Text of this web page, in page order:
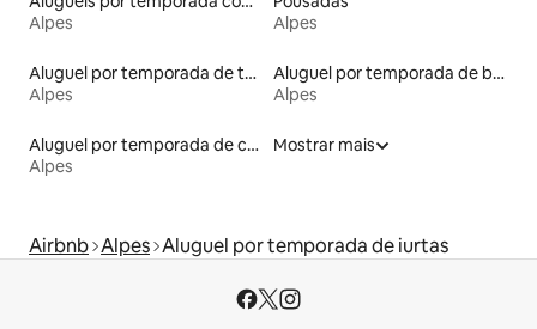
Alpes
Alpes
Aluguel por temporada de torres
Alpes
Aluguel por temporada de barcos
Alpes
Aluguel por temporada de casebres
Alpes
Mostrar mais
Airbnb Alpes Aluguel por temporada de iurtas